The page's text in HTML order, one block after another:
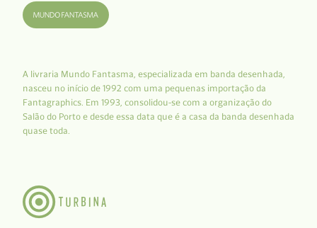
A livraria Mundo Fantasma, especializada em banda desenhada,
nasceu no início de 1992 com uma pequenas importação da
Fantagraphics. Em 1993, consolidou-se com a organização do
Salão do Porto e desde essa data que é a casa da banda desenhada
quase toda.